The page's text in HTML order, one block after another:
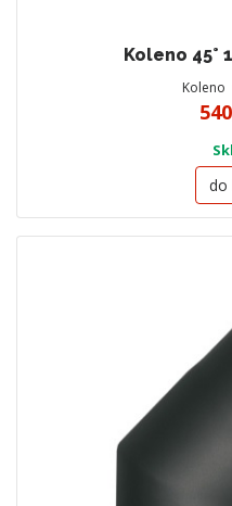
Koleno 45°
Koleno
do